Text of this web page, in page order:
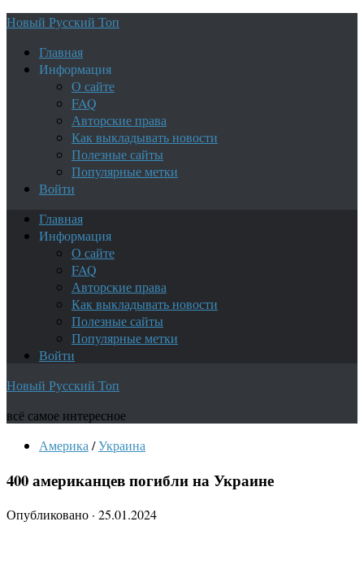
Новый Русский Топ
Главная
Информация
О сайте
FAQ
Авторские права
Как выкладывать новости
Полезные сайты
Популярные метки
Войти
Главная
Информация
О сайте
FAQ
Авторские права
Как выкладывать новости
Полезные сайты
Популярные метки
Войти
Новый Русский Топ
всё самое интересное
Америка /Украина
400 американцев погибли на Украине
Опубликовано · 25.01.2024